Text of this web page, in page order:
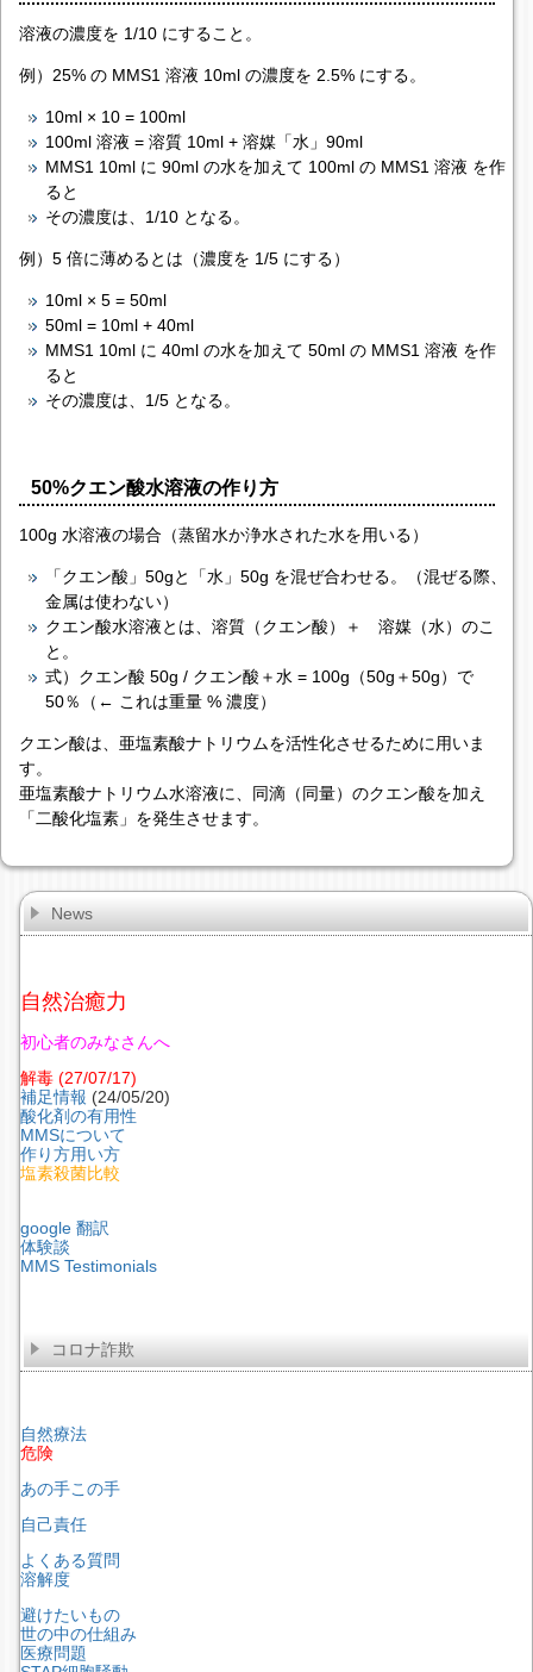
溶液の濃度を 1/10 にすること。
例）25% の MMS1 溶液 10ml の濃度を 2.5% にする。
10ml × 10 = 100ml
100ml 溶液 = 溶質 10ml + 溶媒「水」90ml
MMS1 10ml に 90ml の水を加えて 100ml の MMS1 溶液 を作
ると
その濃度は、1/10 となる。
例）5 倍に薄めるとは（濃度を 1/5 にする）
10ml × 5 = 50ml
50ml = 10ml + 40ml
MMS1 10ml に 40ml の水を加えて 50ml の MMS1 溶液 を作
ると
その濃度は、1/5 となる。
50%クエン酸水溶液の作り方
100g 水溶液の場合（蒸留水か浄水された水を用いる）
「クエン酸」50gと「水」50g を混ぜ合わせる。（混ぜる際、
金属は使わない）
クエン酸水溶液とは、溶質（クエン酸）＋ 溶媒（水）のこ
と。
式）クエン酸 50g / クエン酸＋水 = 100g（50g＋50g）で
50％（← これは重量 % 濃度）
クエン酸は、亜塩素酸ナトリウムを活性化させるために用いま
す。
亜塩素酸ナトリウム水溶液に、同滴（同量）のクエン酸を加え
「二酸化塩素」を発生させます。
News
自然治癒力
初心者のみなさんへ
解毒 (27/07/17)
補足情報 (24/05/20)
酸化剤の有用性
MMSについて
作り方用い方
塩素殺菌比較
google 翻訳
体験談
MMS Testimonials
コロナ詐欺
自然療法
危険
あの手この手
自己責任
よくある質問
溶解度
避けたいもの
世の中の仕組み
医療問題